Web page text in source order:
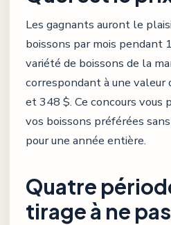
Les gagnants auront le
boissons par mois pendant
variété de boissons de la
correspondant à une valeur
et 348 $. Ce concours vous
vos boissons préférées
pour une année entière.
Quatre
tirage à ne